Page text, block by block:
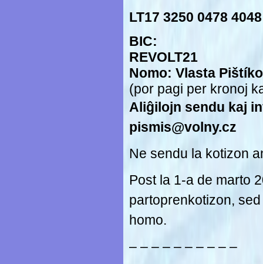
LT17 3250 0478
BIC:
REVOLT21
Nomo: Vlasta Pišt
(por pagi per kronoj
Aliĝilojn sendu kaj
pismis@volny.cz
Ne sendu la kotizon
Post la 1-a de marto
partoprenkotizon,
homo.
– – – – – – – – – –